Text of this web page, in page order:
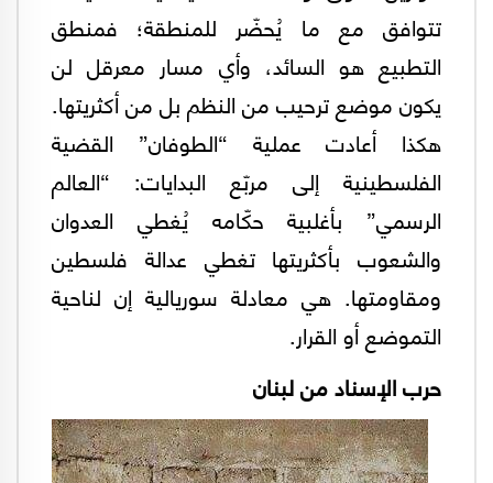
تتوافق مع ما يُحضّر للمنطقة؛ فمنطق
التطبيع هو السائد، وأي مسار معرقل لن
يكون موضع ترحيب من النظم بل من أكثريتها.
هكذا أعادت عملية “الطوفان” القضية
الفلسطينية إلى مربّع البدايات: “العالم
الرسمي” بأغلبية حكّامه يُغطي العدوان
والشعوب بأكثريتها تغطي عدالة فلسطين
ومقاومتها. هي معادلة سوريالية إن لناحية
التموضع أو القرار.
حرب الإسناد من لبنان